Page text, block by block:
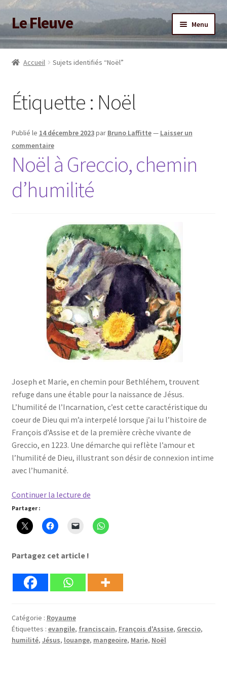
Aller
à
la
navigation
Aller
au
contenu
Le Fleuve Menu
Accueil
Ouvrir
Boutique
Adhésion/Soutien
Mon compte
Accueil Sujets identifiés “Noël”
Étiquette : Noël
Publié le 14 décembre 2023par Bruno Laffitte— Laisser un
commentaire
Noël à Greccio, chemin
d’humilité
Joseph et Marie, en chemin pour Bethléhem, trouvent
refuge dans une étable pour la naissance de Jésus.
L’humilité de l’Incarnation, c’est cette caractéristique du
coeur de Dieu qui m’a interpelé lorsque j’ai lu l’histoire de
François d’Assise et de la première crèche vivante de
Greccio, en 1223. Une démarche qui reflète l’amour et
l’humilité de Dieu, illustrant son désir de connexion intime
avec l’humanité.
Continuer la lecture deNoël
Greccio,
chemin
Partager :
Partagez cet article !
Catégorie : Royaume
Étiquettes : evangile, franciscain, François d'Assise, Greccio,
humilité, Jésus, louange, mangeoire, Marie, Noël